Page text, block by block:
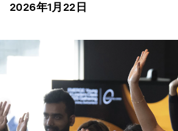
2026年1月22日